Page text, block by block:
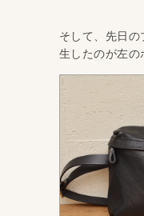
そして、先日
生したのが左の